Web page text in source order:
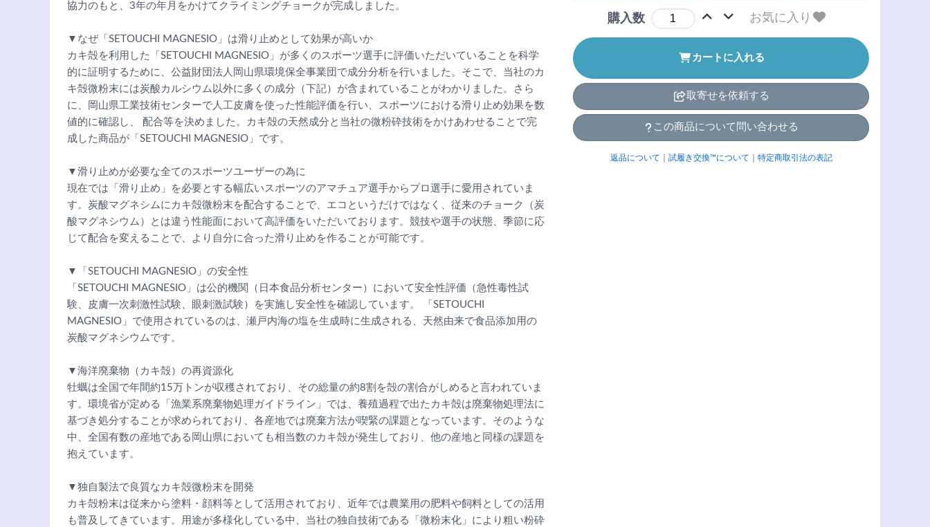
購入数 お気に入り
カートに入れる
取寄せを依頼する
この商品について問い合わせる
返品について 試履き交換™について 特定商取引法の表記
協力のもと、3年の年月をかけてクライミングチョークが完成しました。
▼なぜ「SETOUCHI MAGNESIO」は滑り止めとして効果が高いか
カキ殻を利用した「SETOUCHI MAGNESIO」が多くのスポーツ選手に評価いただいていることを科学
的に証明するために、公益財団法人岡山県環境保全事業団で成分分析を行いました。そこで、当社のカ
キ殻微粉末には炭酸カルシウム以外に多くの成分（下記）が含まれていることがわかりました。さら
に、岡山県工業技術センターで人工皮膚を使った性能評価を行い、スポーツにおける滑り止め効果を数
値的に確認し、 配合等を決めました。カキ殻の天然成分と当社の微粉砕技術をかけあわせることで完
成した商品が「SETOUCHI MAGNESIO」です。
▼滑り止めが必要な全てのスポーツユーザーの為に
現在では「滑り止め」を必要とする幅広いスポーツのアマチュア選手からプロ選手に愛用されていま
す。炭酸マグネシムにカキ殻微粉末を配合することで、エコというだけではなく、従来のチョーク（炭
酸マグネシウム）とは違う性能面において高評価をいただいております。競技や選手の状態、季節に応
じて配合を変えることで、より自分に合った滑り止めを作ることが可能です。
▼「SETOUCHI MAGNESIO」の安全性
「SETOUCHI MAGNESIO」は公的機関（日本食品分析センター）において安全性評価（急性毒性試
験、皮膚一次刺激性試験、眼刺激試験）を実施し安全性を確認しています。 「SETOUCHI
MAGNESIO」で使用されているのは、瀬戸内海の塩を生成時に生成される、天然由来で食品添加用の
炭酸マグネシウムです。
▼海洋廃棄物（カキ殻）の再資源化
牡蠣は全国で年間約15万トンが収穫されており、その総量の約8割を殻の割合がしめると言われていま
す。環境省が定める「漁業系廃棄物処理ガイドライン」では、養殖過程で出たカキ殻は廃棄物処理法に
基づき処分することが求められており、各産地では廃棄方法が喫緊の課題となっています。そのような
中、全国有数の産地である岡山県においても相当数のカキ殻が発生しており、他の産地と同様の課題を
抱えています。
▼独自製法で良質なカキ殻微粉末を開発
カキ殻粉末は従来から塗料・顔料等として活用されており、近年では農業用の肥料や飼料としての活用
も普及してきています。用途が多様化している中、当社の独自技術である「微粉末化」により粗い粉砕